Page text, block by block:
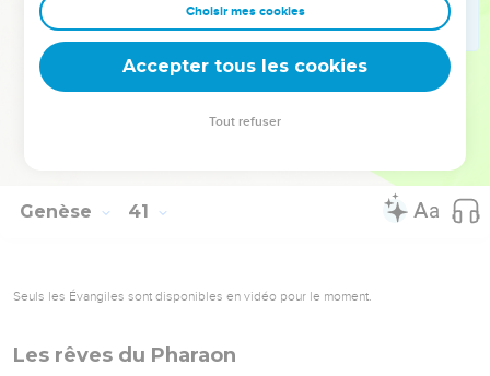
Joseph leur avait donnée.
Le grand échanson ne se souvint pas de Joseph. Il
l’oublia.
© Société biblique française – Bibli’O, 1978, avec autorisation. Pour vous procurer
Genèse 41
Seuls les Évangiles sont disponibles en vidéo pour le moment.
Les rêves du Pharaon
Choisir mes cookies
Accepter tous les cookies
Tout refuser